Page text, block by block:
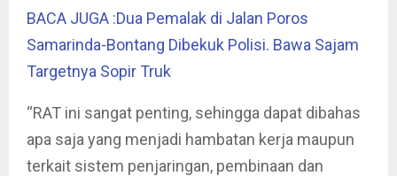
BACA JUGA :Dua Pemalak di Jalan Poros
Samarinda-Bontang Dibekuk Polisi. Bawa Sajam
Targetnya Sopir Truk
“RAT ini sangat penting, sehingga dapat dibahas
apa saja yang menjadi hambatan kerja maupun
terkait sistem penjaringan, pembinaan dan